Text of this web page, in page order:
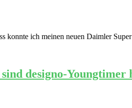
konnte ich meinen neuen Daimler
designo-Youngtimer